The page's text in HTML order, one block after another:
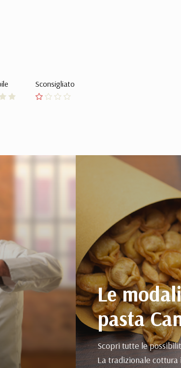
Sconsigliato
Le
pasta
Scopri tutte le
La tradizionale